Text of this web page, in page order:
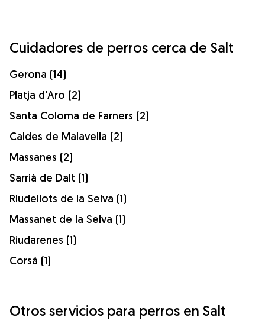
Cuidadores de perros cerca de Salt
Gerona (14)
Platja d'Aro (2)
Santa Coloma de Farners (2)
Caldes de Malavella (2)
Massanes (2)
Sarrià de Dalt (1)
Riudellots de la Selva (1)
Massanet de la Selva (1)
Riudarenes (1)
Corsá (1)
Otros servicios para perros en Salt